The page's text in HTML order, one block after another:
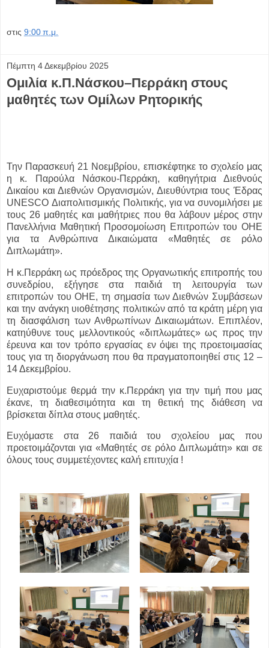
στις 9:00 π.μ.
Πέμπτη 4 Δεκεμβρίου 2025
Ομιλία κ.Π.Νάσκου–Περράκη στους
μαθητές των Ομίλων Ρητορικής
Την Παρασκευή 21 Νοεμβρίου, επισκέφτηκε το σχολείο μας
η κ. Παρούλα Νάσκου-Περράκη, καθηγήτρια Διεθνούς
Δικαίου και Διεθνών Οργανισμών, Διευθύντρια τους Έδρας
UNESCO Διαπολιτισμικής Πολιτικής, για να συνομιλήσει με
τους 26 μαθητές και μαθήτριες που θα λάβουν μέρος στην
Πανελλήνια Μαθητική Προσομοίωση Επιτροπών του ΟΗΕ
για τα Ανθρώπινα Δικαιώματα «Μαθητές σε ρόλο
Διπλωμάτη».
Η κ.Περράκη ως πρόεδρος της Οργανωτικής επιτροπής του
συνεδρίου, εξήγησε στα παιδιά τη λειτουργία των
επιτροπών του ΟΗΕ, τη σημασία των Διεθνών Συμβάσεων
και την ανάγκη υιοθέτησης πολιτικών από τα κράτη μέρη για
τη διασφάλιση των Ανθρωπίνων Δικαιωμάτων. Επιπλέον,
κατηύθυνε τους μελλοντικούς «διπλωμάτες» ως προς την
έρευνα και τον τρόπο εργασίας εν όψει της προετοιμασίας
τους για τη διοργάνωση που θα πραγματοποιηθεί στις 12 –
14 Δεκεμβρίου.
Ευχαριστούμε θερμά την κ.Περράκη για την τιμή που μας
έκανε, τη διαθεσιμότητα και τη θετική της διάθεση να
βρίσκεται δίπλα στους μαθητές.
Ευχόμαστε στα 26 παιδιά του σχολείου μας που
προετοιμάζονται για «Μαθητές σε ρόλο Διπλωμάτη» και σε
όλους τους συμμετέχοντες καλή επιτυχία !